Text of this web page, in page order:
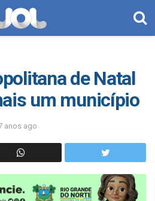
de Natal
um município
anos ago